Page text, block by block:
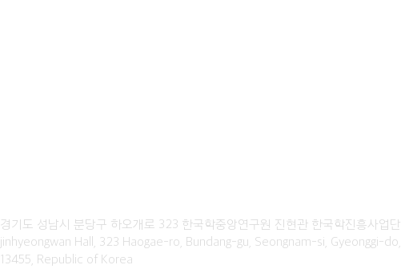
경기도 성남시 분당구 하오개로 323 한국학중앙연구원 진현관 한국학진흥사업단
jinhyeongwan Hall, 323 Haogae-ro, Bundang-gu, Seongnam-si, Gyeonggi-do,
13455, Republic of Korea